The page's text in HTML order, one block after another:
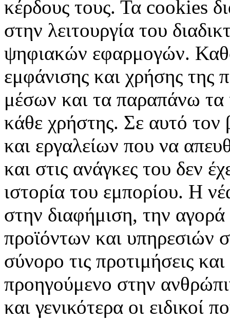
κέρδους τους. Τα cookies
στην λειτουργία του
ψηφιακών εφαρμογών.
εμφάνισης και χρήσης της
μέσων και τα παραπάνω τα
κάθε χρήστης. Σε αυτό
και εργαλείων που να
και στις ανάγκες του δεν
ιστορία του εμπορίου. Η
στην διαφήμιση, την
προϊόντων και υπηρεσιών
σύνορο τις προτιμήσεις
προηγούμενο στην
και γενικότερα οι ειδικοί